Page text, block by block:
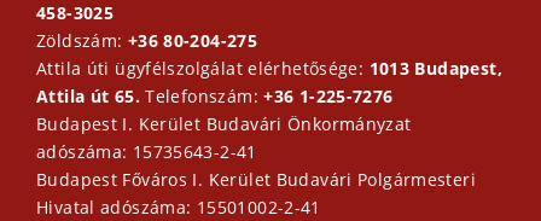
458-3025
Zöldszám: +36 80-204-275
Attila úti ügyfélszolgálat elérhetősége: 1013 Budapest,
Attila út 65.Telefonszám:+36 1-225-7276
Budapest I. Kerület Budavári Önkormányzat
adószáma: 15735643-2-41
Budapest Főváros I. Kerület Budavári Polgármesteri
Hivatal adószáma: 15501002-2-41